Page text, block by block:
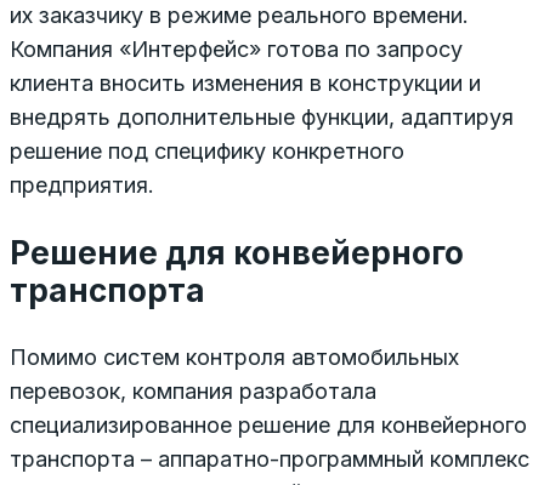
их заказчику в режиме реального времени.
Компания «Интерфейс» готова по запросу
клиента вносить изменения в конструкции и
внедрять дополнительные функции, адаптируя
решение под специфику конкретного
предприятия.
Решение для конвейерного
транспорта
Помимо систем контроля автомобильных
перевозок, компания разработала
специализированное решение для конвейерного
транспорта – аппаратно-программный комплекс